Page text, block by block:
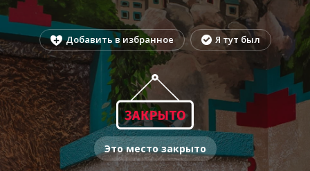
Добавить в избранное Я тут был
Это место закрыто